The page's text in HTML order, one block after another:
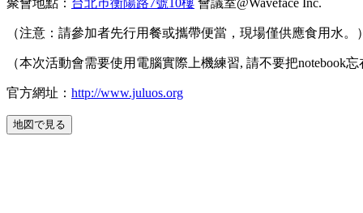
（注意：請參加者先行用餐或攜帶便當，現場僅供應食用水。）
（本次活動會需要使用電腦實際上機練習, 請不要把notebook忘
官方網址： http://www.juluos.org
地図で見る